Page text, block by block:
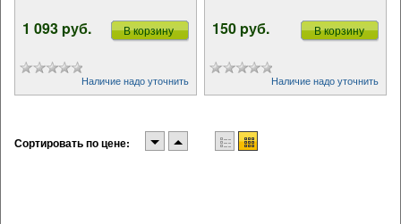
1 093 pуб. В корзину
Наличие надо уточнить
150 pуб. В корзину
Наличие надо уточнить
Сортировать по цене: